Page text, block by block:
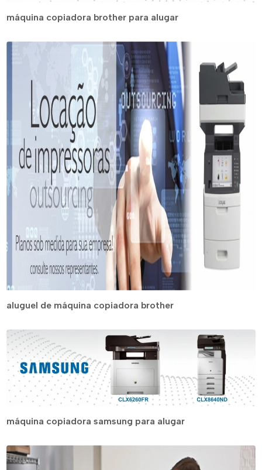
máquina copiadora brother para alugar
aluguel de máquina copiadora brother
máquina copiadora samsung para alugar